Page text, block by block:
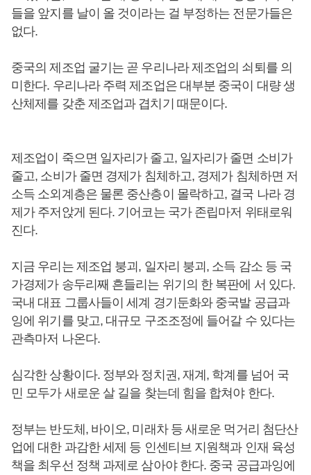
들을 앞지를 날이 올 것이라는 걸 부정하는 전문가들은
없다.
중국의 제조업 굴기는 곧 우리나라 제조업의 쇠퇴를 의
미한다. 우리나라 주력 제조업은 대부분 중국이 대량 생
산체제를 갖춘 제조업과 겹치기 때문이다.
제조업이 죽으면 일자리가 줄고, 일자리가 줄면 소비가
줄고, 소비가 줄면 경제가 침체하고, 경제가 침체하면 저
소득 소외계층은 물론 중산층이 몰락하고, 결국 나라 경
제가 주저앉게 된다. 기어코는 국가 존립마저 위태로워
진다.
지금 우리는 제조업 붕괴, 일자리 붕괴, 소득 감소 등 국
가경제가 송두리째 흔들리는 위기의 한 복판에 서 있다.
국내 대표 그룹사들이 세계 경기둔화와 중국발 공급과
잉에 위기를 맞고, 대규모 구조조정에 들어갈 수 있다는
관측마저 나온다.
심각한 상황이다. 정부와 정치권, 재계, 학계를 넘어 국
민 모두가 새로운 살 길을 찾는데 힘을 합쳐야 한다.
정부는 반도체, 바이오, 미래차 등 새로운 먹거리 첨단산
업에 대한 과감한 세제 등 인센티브 지원책과 인재 육성
책을 최우선 정책 과제로 삼아야 한다. 중국 공급과잉에